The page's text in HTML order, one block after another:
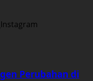
Perubahan di